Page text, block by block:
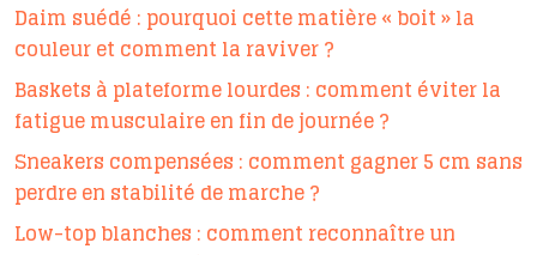
Daim suédé : pourquoi cette matière « boit » la
couleur et comment la raviver ?
Baskets à plateforme lourdes : comment éviter la
fatigue musculaire en fin de journée ?
Sneakers compensées : comment gagner 5 cm sans
perdre en stabilité de marche ?
Low-top blanches : comment reconnaître un